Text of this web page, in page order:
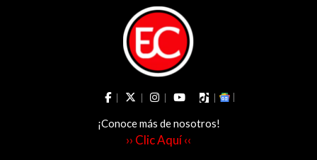
¡Conoce más de nosotros!
›› Clic Aquí ‹‹